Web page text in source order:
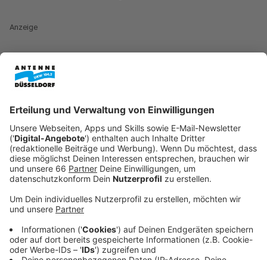
Anzeige
Für Menschen in Düsseldorf, die sich für Klimaschutz
und Energiepolitik interessieren, ist morgen
geplant.Fridays for Futureruft um 16 Uhr zu einem
Protest am Bilker S-Bahnhof auf. Im Mittelpunkt
stehen Forderungen nach einem schnelleren
Gasausstieg und mehr Tempo bei der Energiewende.
Die Bewegung richtet ihre Kritik auch an die
Bundesregierung und besonders an die SPD. Fridays
for Future fordert, dass innerhalb der Regierung
stärker auf eine sozial gerechte Energiepolitik
gedrängt wird.
Anzeige